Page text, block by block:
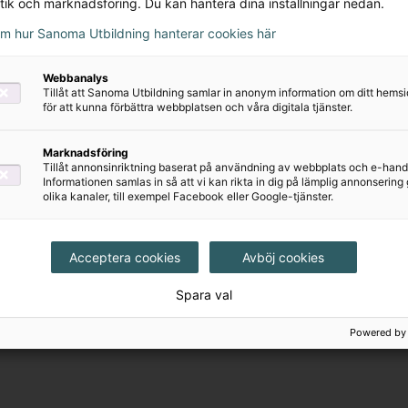
möjlighet att boka tid med en kundansvarig.
och svara på frågor kring våra läromedel, både
och marknadsföring. Du kan hantera dina inställningar nedan.
hur Sanoma Utbildning hanterar cookies här
Webbanalys
Tillåt att Sanoma Utbildning samlar in anonym information om ditt
för att kunna förbättra webbplatsen och våra digitala tjänster.
Marknadsföring
Tillåt annonsinriktning baserat på användning av webbplats och e-
Informationen samlas in så att vi kan rikta in dig på lämplig annonsering
olika kanaler, till exempel Facebook eller Google-tjänster.
Acceptera cookies Avböj cookies
Spara val
Powered by